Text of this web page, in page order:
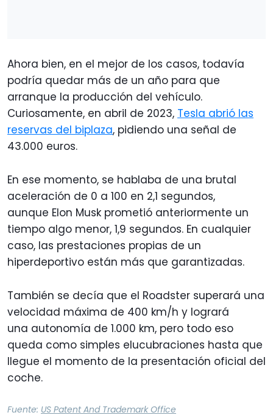
Ahora bien, en el mejor de los casos, todavía
podría quedar más de un año para que
arranque la producción del vehículo.
Curiosamente, en abril de 2023, Tesla abrió las
reservas del biplaza, pidiendo una señal de
43.000 euros.
En ese momento, se hablaba de una brutal
aceleración de 0 a 100 en 2,1 segundos,
aunque Elon Musk prometió anteriormente un
tiempo algo menor, 1,9 segundos. En cualquier
caso, las prestaciones propias de un
hiperdeportivo están más que garantizadas.
También se decía que el Roadster superará una
velocidad máxima de 400 km/h y logrará
una autonomía de 1.000 km, pero todo eso
queda como simples elucubraciones hasta que
llegue el momento de la presentación oficial del
coche.
Fuente: US Patent And Trademark Office